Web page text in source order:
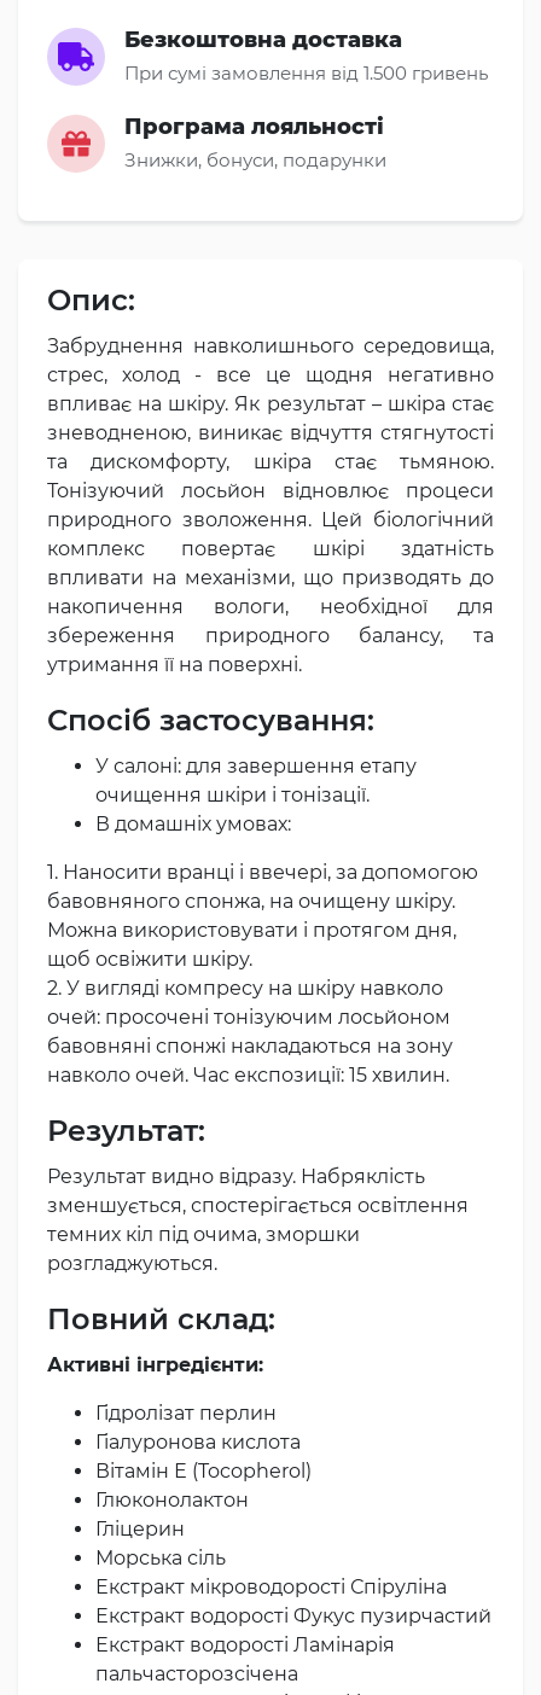
Безкоштовна доставка
При сумі замовлення від 1.500 гривень
Програма лояльності
Знижки, бонуси, подарунки
Опис:
Забруднення навколишнього середовища,
стрес, холод - все це щодня негативно
впливає на шкіру. Як результат – шкіра стає
зневодненою, виникає відчуття стягнутості
та дискомфорту, шкіра стає тьмяною.
Тонізуючий лосьйон відновлює процеси
природного зволоження. Цей біологічний
комплекс повертає шкірі здатність
впливати на механізми, що призводять до
накопичення вологи, необхідної для
збереження природного балансу, та
утримання її на поверхні.
Спосіб застосування:
У салоні: для завершення етапу
очищення шкіри і тонізації.
В домашніх умовах:
1. Наносити вранці і ввечері, за допомогою
бавовняного спонжа, на очищену шкіру.
Можна використовувати і протягом дня,
щоб освіжити шкіру.
2. У вигляді компресу на шкіру навколо
очей: просочені тонізуючим лосьйоном
бавовняні спонжі накладаються на зону
навколо очей. Час експозиції: 15 хвилин.
Результат:
Результат видно відразу. Набряклість
зменшується, спостерігається освітлення
темних кіл під очима, зморшки
розгладжуються.
Повний склад:
Активні інгредієнти:
Гідролізат перлин
Гіалуронова кислота
Вітамін Е (Tocopherol)
Глюконолактон
Гліцерин
Морська сіль
Екстракт мікроводорості Спіруліна
Екстракт водорості Фукус пузирчастий
Екстракт водорості Ламінарія
пальчасторозсічена